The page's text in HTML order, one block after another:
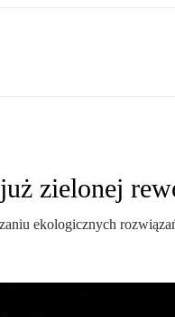
zielonej
ekologicznych